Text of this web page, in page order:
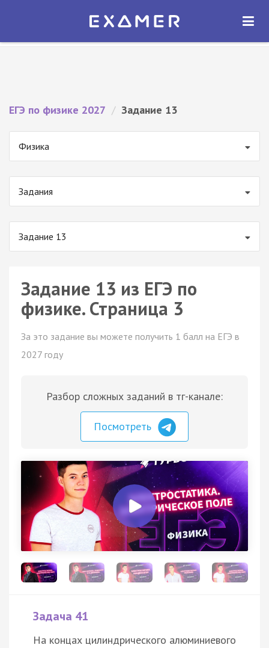
Экзамер — ЕГЭ 2027
ОТКРЫТЬ
ЕГЭ по физике 2027 / Задание 13
Физика
Задания
Задание 13
Задание 13 из ЕГЭ по
физике. Страница 3
За это задание вы можете получить 1 балл на ЕГЭ в
2027 году
Разбор сложных заданий в тг-канале:
Посмотреть
Задача 41
На концах цилиндрического алюминиевого